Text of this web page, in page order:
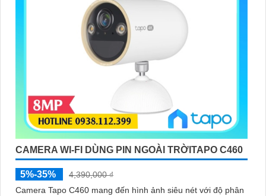
CAMERA WI-FI DÙNG PIN NGOÀI TRỜITAPO C460
5%-35%
4,390,000 ₫
Camera Tapo C460 mang đến hình ảnh siêu nét với độ phân